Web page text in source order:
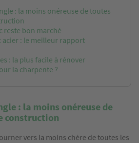
: la moins onéreuse de toutes
reste bon marché
acier : le meilleur rapport
: la plus facile à rénover
la charpente ?
: la moins onéreuse de
construction
vers la moins chère de toutes les